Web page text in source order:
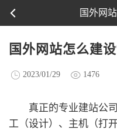
国外网
国外网站怎么建设
2023/01/29 1476
真正的专业建站公司
工（设计）、主机（打